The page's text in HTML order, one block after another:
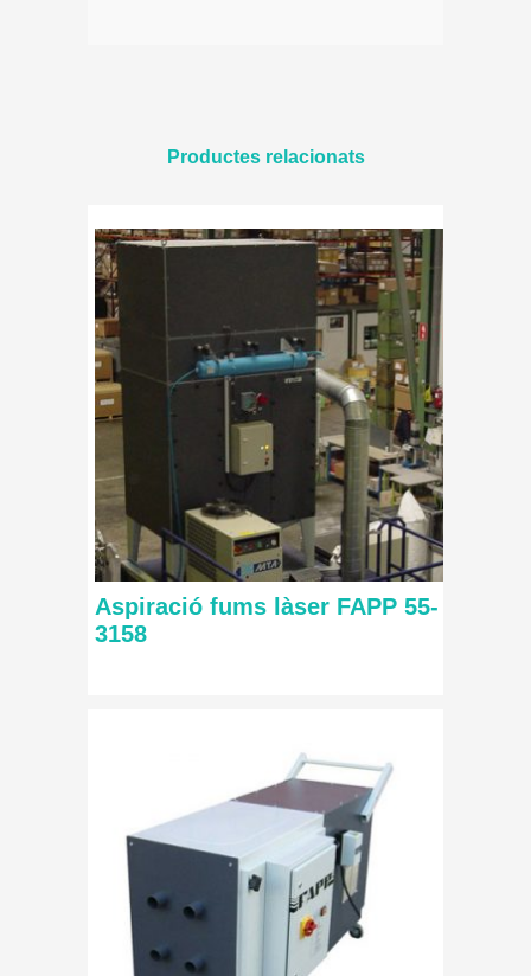
Productes relacionats
Aspiració fums làser FAPP 55-
3158